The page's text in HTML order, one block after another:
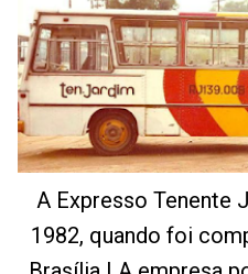
A Expresso Tenente
1982, quando foi